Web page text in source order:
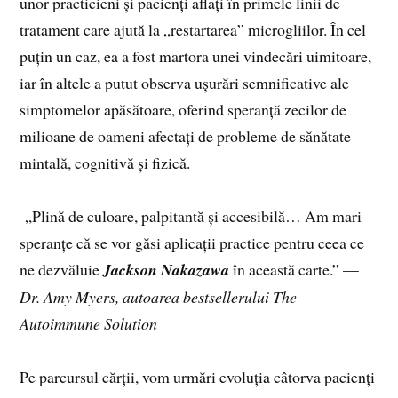
tratament care ajută la „restartarea” microgliilor. În cel
puțin un caz, ea a fost martora unei vindecări uimitoare,
iar în altele a putut observa ușurări semnificative ale
simptomelor apăsătoare, oferind speranță zecilor de
milioane de oameni afectați de probleme de sănătate
mintală, cognitivă și fizică.
„Plină de culoare, palpitantă și accesibilă… Am mari
speranțe că se vor găsi aplicații practice pentru ceea ce
ne dezvăluieJackson Nakazawa în această carte.” —
Dr. Amy Myers, autoarea bestsellerului The
Autoimmune Solution
Pe parcursul cărții, vom urmări evoluția câtorva pacienți